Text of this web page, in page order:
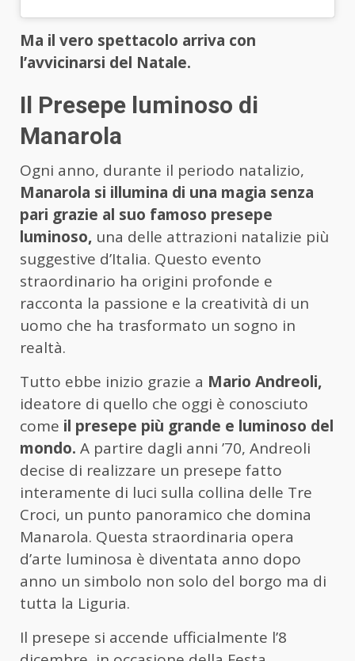
Ma il vero spettacolo arriva con
l’avvicinarsi del Natale.
Il Presepe luminoso di
Manarola
Ogni anno, durante il periodo natalizio,
Manarola si illumina di una magia senza
pari grazie al suo famoso presepe
luminoso, una delle attrazioni natalizie più
suggestive d’Italia. Questo evento
straordinario ha origini profonde e
racconta la passione e la creatività di un
uomo che ha trasformato un sogno in
realtà.
Tutto ebbe inizio grazie a Mario Andreoli,
ideatore di quello che oggi è conosciuto
come il presepe più grande e luminoso del
mondo. A partire dagli anni ’70, Andreoli
decise di realizzare un presepe fatto
interamente di luci sulla collina delle Tre
Croci, un punto panoramico che domina
Manarola. Questa straordinaria opera
d’arte luminosa è diventata anno dopo
anno un simbolo non solo del borgo ma di
tutta la Liguria.
Il presepe si accende ufficialmente l’8